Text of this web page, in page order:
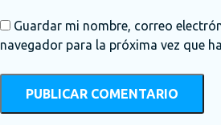
Guardar mi nombre, correo
navegador para la próxima vez que